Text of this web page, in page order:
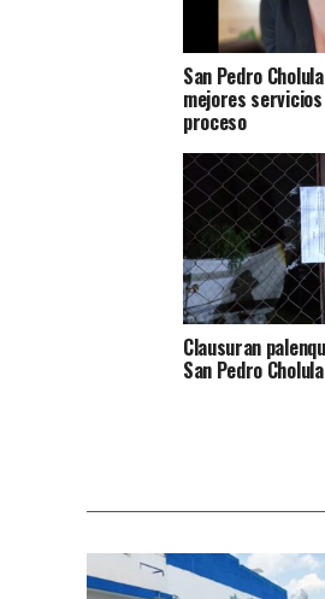
San Pedro
mejores
proceso
Clausuran
San Pedro Cholula